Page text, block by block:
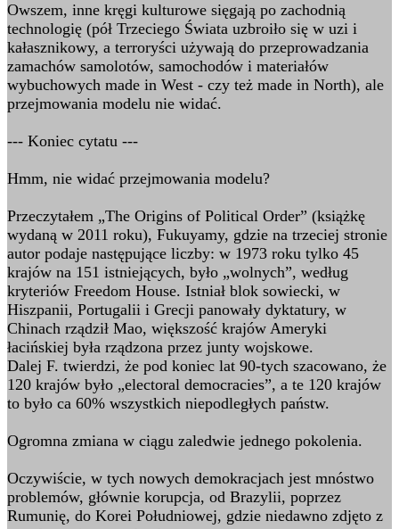
Owszem, inne kręgi kulturowe sięgają po zachodnią
technologię (pół Trzeciego Świata uzbroiło się w uzi i
kałasznikowy, a terroryści używają do przeprowadzania
zamachów samolotów, samochodów i materiałów
wybuchowych made in West - czy też made in North), ale
przejmowania modelu nie widać.
--- Koniec cytatu ---
Hmm, nie widać przejmowania modelu?
Przeczytałem „The Origins of Political Order” (książkę
wydaną w 2011 roku), Fukuyamy, gdzie na trzeciej stronie
autor podaje następujące liczby: w 1973 roku tylko 45
krajów na 151 istniejących, było „wolnych”, według
kryteriów Freedom House. Istniał blok sowiecki, w
Hiszpanii, Portugalii i Grecji panowały dyktatury, w
Chinach rządził Mao, większość krajów Ameryki
łacińskiej była rządzona przez junty wojskowe.
Dalej F. twierdzi, że pod koniec lat 90-tych szacowano, że
120 krajów było „electoral democracies”, a te 120 krajów
to było ca 60% wszystkich niepodległych państw.
Ogromna zmiana w ciągu zaledwie jednego pokolenia.
Oczywiście, w tych nowych demokracjach jest mnóstwo
problemów, głównie korupcja, od Brazylii, poprzez
Rumunię, do Korei Południowej, gdzie niedawno zdjęto z